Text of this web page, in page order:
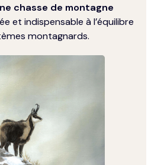
chasse de montagne
et indispensable à l’équilibre
montagnards.